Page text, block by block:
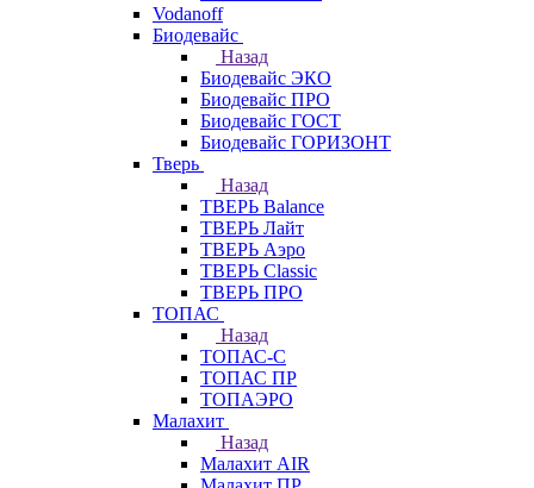
Vodanoff
Биодевайс
Назад
Биодевайс ЭКО
Биодевайс ПРО
Биодевайс ГОСТ
Биодевайс ГОРИЗОНТ
Тверь
Назад
ТВЕРЬ Balance
ТВЕРЬ Лайт
ТВЕРЬ Аэро
ТВЕРЬ Classic
ТВЕРЬ ПРО
ТОПАС
Назад
ТОПАС-С
ТОПАС ПР
ТОПАЭРО
Малахит
Назад
Малахит AIR